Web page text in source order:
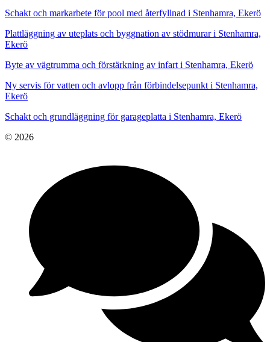
Schakt och markarbete för pool med återfyllnad i Stenhamra, Ekerö
Plattläggning av uteplats och byggnation av stödmurar i Stenhamra,
Ekerö
Byte av vägtrumma och förstärkning av infart i Stenhamra, Ekerö
Ny servis för vatten och avlopp från förbindelsepunkt i Stenhamra,
Ekerö
Schakt och grundläggning för garageplatta i Stenhamra, Ekerö
© 2026